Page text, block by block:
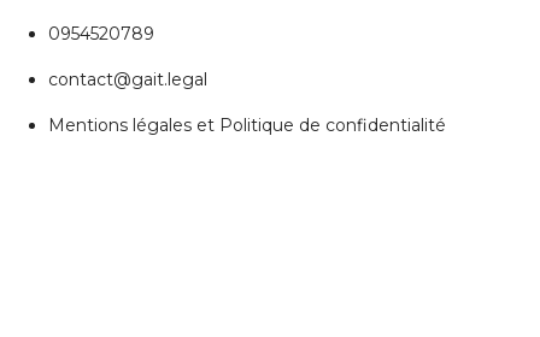
0954520789
contact@gait.legal
Mentions légales et Politique de confidentialité